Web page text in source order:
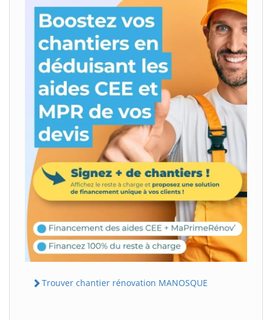
Trouver chantier rénovation MANOSQUE